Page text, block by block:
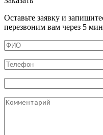
Оставьте заявку и
перезвоним вам через 5